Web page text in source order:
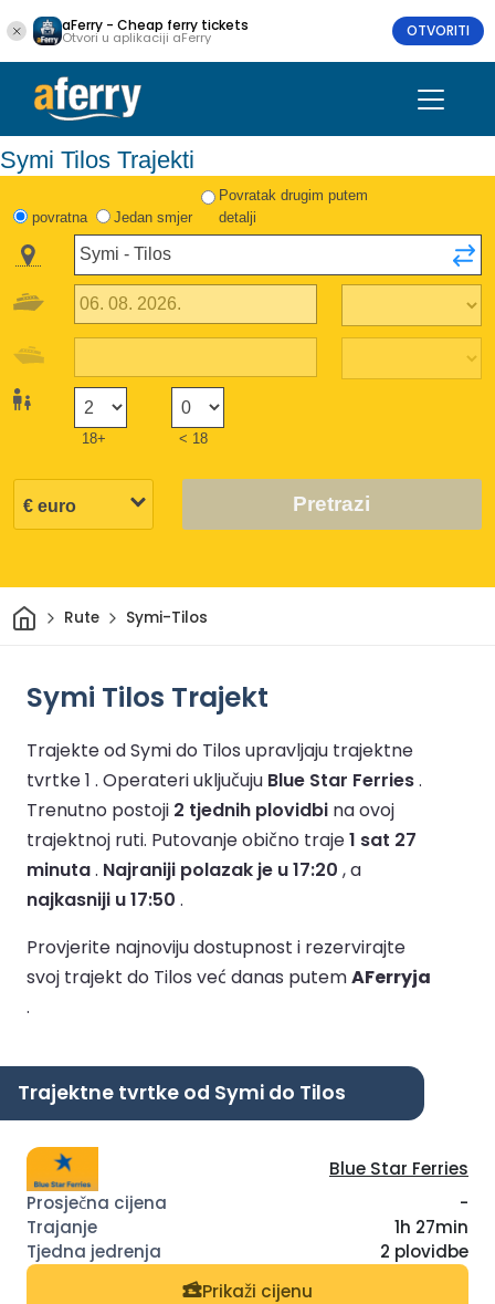
aFerry - Cheap ferry tickets
Otvori u aplikaciji aFerry OTVORITI
Symi Tilos Trajekti
povratna Jedan smjer
Povratak drugim putem
detalji
18+ < 18
Pretrazi
DomRute Symi-Tilos
Symi Tilos Trajekt
Trajekte od Symi do Tilos upravljaju trajektne
tvrtke 1 . Operateri uključuju Blue Star Ferries.
Trenutno postoji 2 tjednih plovidbi na ovoj
trajektnoj ruti. Putovanje obično traje1 sat 27
minuta. Najraniji polazak je u 17:20 , a
najkasniji u 17:50 .
Provjerite najnoviju dostupnost i rezervirajte
svoj trajekt do Tilos već danas putemAFerryja
.
Trajektne tvrtke od Symi do Tilos
Blue Star Ferries
-
1h 27min
2 plovidbe
Prikaži cijenu